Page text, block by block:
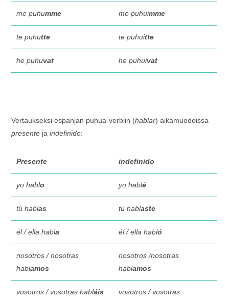
me puhumme me puhuimme
te puhutte te puhuitte
he puhuvat he puhuivat
Vertaukseksi espanjan puhua-verbiin (hablar) aikamuodoissa
presente jaindefinido:
Presente indefinido
yo hablo yo hablé
tú hablas tú hablaste
él / ella habla él / ella habló
nosotros / nosotras
hablamos
nosotros /nosotras
hablamos
vosotros / vosotras habláis vosotros / vosotras